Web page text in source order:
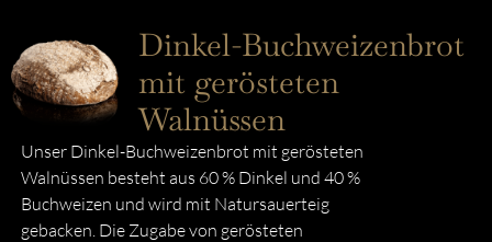
Dinkel-Buchweizenbrot
mit gerösteten
Walnüssen
Unser Dinkel-Buchweizenbrot mit gerösteten
Walnüssen besteht aus 60 % Dinkel und 40 %
Buchweizen und wird mit Natursauerteig
gebacken. Die Zugabe von gerösteten